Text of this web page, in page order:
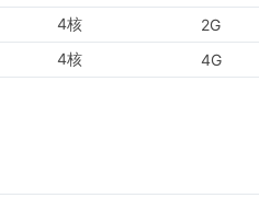
4核
2G
4核
4G